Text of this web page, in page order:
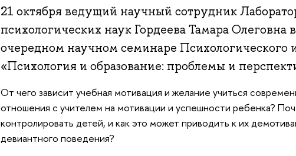
21 октября ведущий научный сотрудник
психологических наук Гордеева Тамара Олеговна
очередном научном семинаре Психологического
«Психология и образование: проблемы и
От чего зависит учебная мотивация и желание учиться
отношения с учителем на мотивации и успешности ребенка?
контролировать детей, и как это может приводить к их
девиантного поведения?